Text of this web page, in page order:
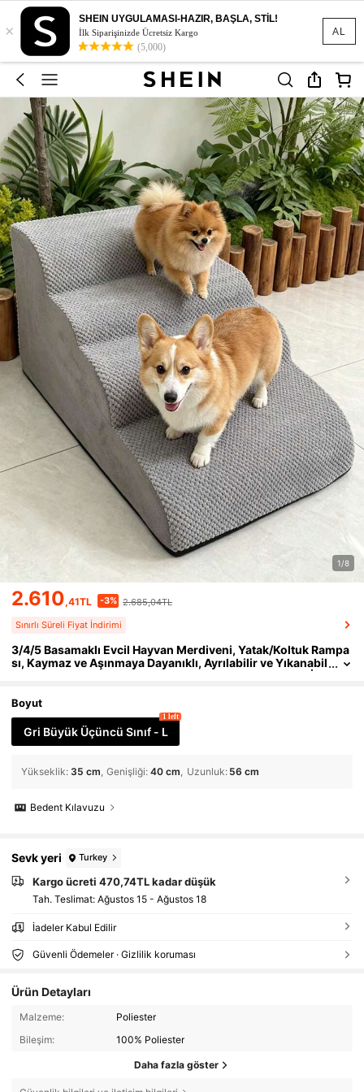
AL
×
SHEIN UYGULAMASI-HAZIR, BAŞLA, STİL!
İlk Siparişinizde Ücretsiz Kargo
(5,000)
1/8
2.610,41TL -3% 2.685,04TL
Sınırlı Süreli Fiyat İndirimi
3/4/5 Basamaklı Evcil Hayvan Merdiveni, Yatak/Koltuk Rampa
sı, Kaymaz ve Aşınmaya Dayanıklı, Ayrılabilir ve Yıkanabil
ir, Yaralı, Eklem Ağrısı Çeken Yaşlı Köpekler ve Kediler İçi
Boyut
Gri Büyük Üçüncü Sınıf - L
1 left
Yükseklik: 35 cm Genişliği: 40 cm Uzunluk: 56 cm
Bedent Kılavuzu
Sevk yeri Turkey
Kargo ücreti 470,74TL kadar düşük
Tah. Teslimat: Ağustos 15 - Ağustos 18
İadeler Kabul Edilir
Güvenli Ödemeler · Gizlilik koruması
Ürün Detayları
Malzeme:
Poliester
Bileşim:
100% Poliester
Daha fazla göster